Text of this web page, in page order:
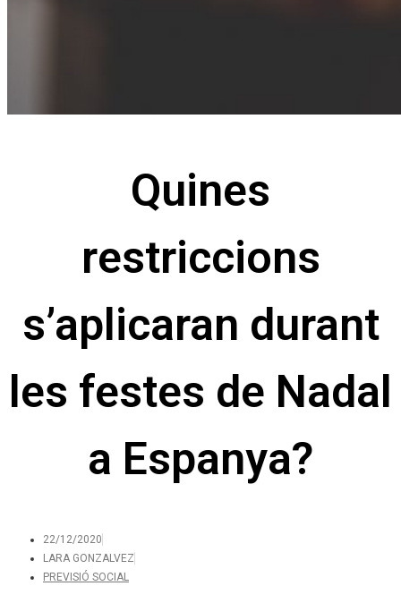
Quines
restriccions
s’aplicaran durant
les festes de Nadal
a Espanya?
22/12/2020
LARA GONZALVEZ
PREVISIÓ SOCIAL